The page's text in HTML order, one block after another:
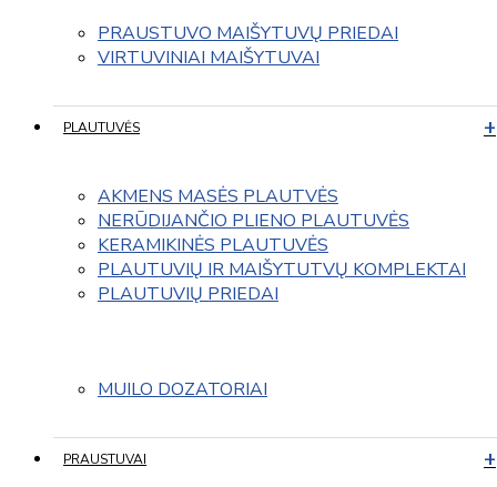
PRAUSTUVO MAIŠYTUVŲ PRIEDAI
VIRTUVINIAI MAIŠYTUVAI
PLAUTUVĖS
AKMENS MASĖS PLAUTVĖS
NERŪDIJANČIO PLIENO PLAUTUVĖS
KERAMIKINĖS PLAUTUVĖS
PLAUTUVIŲ IR MAIŠYTUTVŲ KOMPLEKTAI
PLAUTUVIŲ PRIEDAI
MUILO DOZATORIAI
PRAUSTUVAI